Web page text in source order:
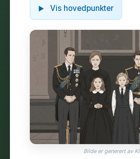
Vis hovedpunkter
Bilde er generert av KI